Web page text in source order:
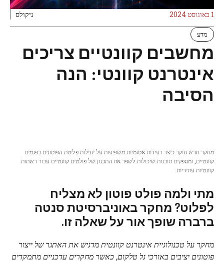
1 באוגוסט 2024 ניקולס
מדע
מחשבים קוונטיים צריכים
אינטרנט קוונטי: הנה
הסיבה
מחקר חדש חוקר כיצד רעידות אטומיות משפיעות על יעילות פליטת הפוטונים בפגמים
קוונטיים, ומספקים תובנות שיכולות לשפר את התכנון של פולטים קוונטיים עבור רשתות
קוונטיות עתידיות.
מתי ולמה פולט פוטון לא מצליח
לפלוט? מחקר באוניברסיטת סנטה
ברברה שופך אור על שאלה זו.
מחקר על טכנולוגיית אינטרנט קוונטית מדגיש את האתגר של ייצור
פוטונים יציבים באורכי גל טלקום, כאשר מחקרים עדכניים מתמקדים